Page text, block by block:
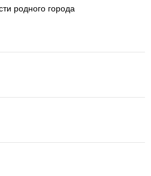
родного города